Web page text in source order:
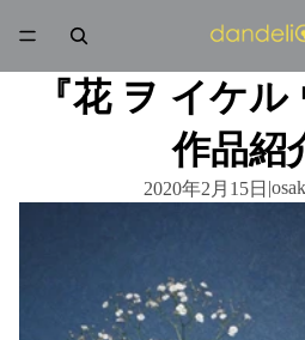
『花 ヲ イケル
作品
2020年2月15日 |